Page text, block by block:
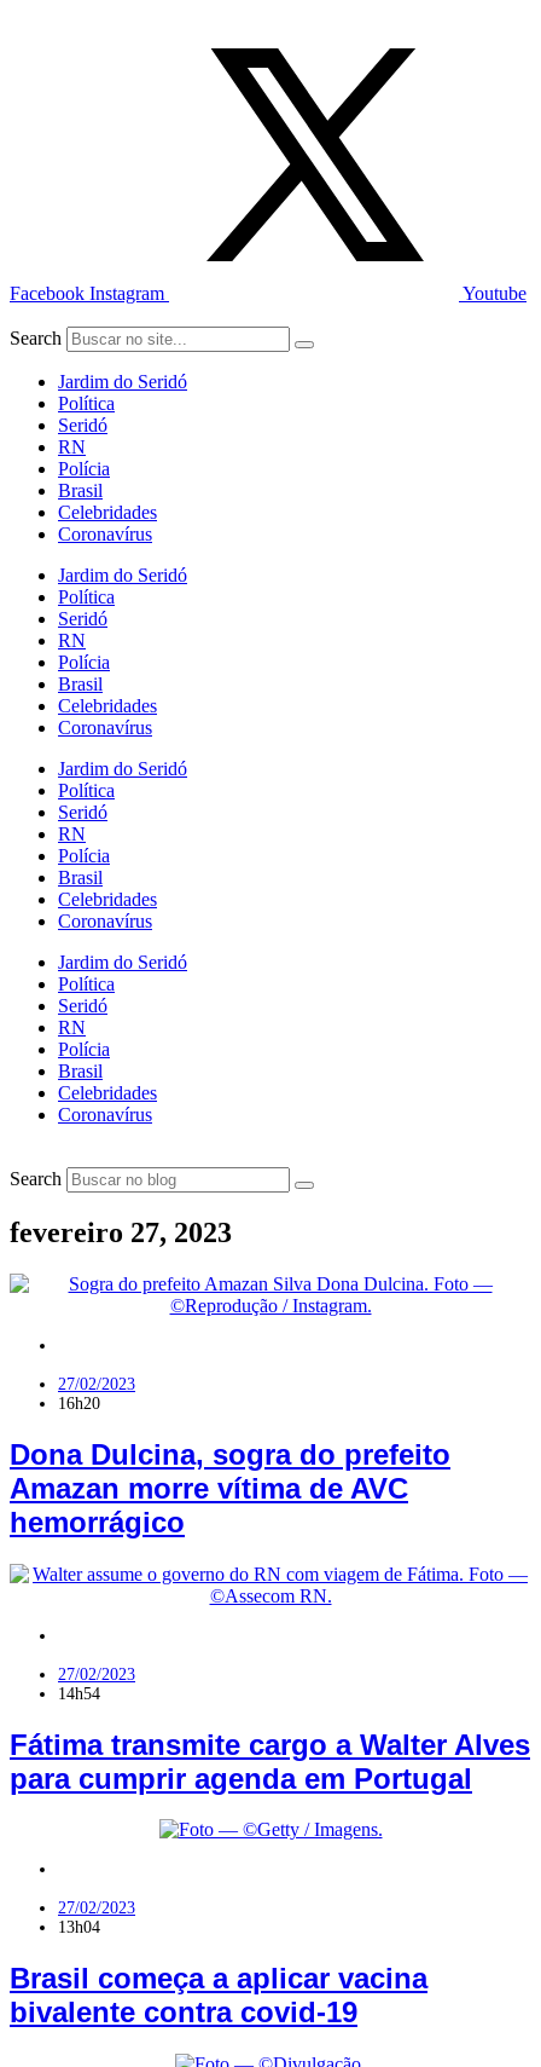
Facebook Instagram Youtube
Search
Jardim do Seridó
Política
Seridó
RN
Polícia
Brasil
Celebridades
Coronavírus
Jardim do Seridó
Política
Seridó
RN
Polícia
Brasil
Celebridades
Coronavírus
Jardim do Seridó
Política
Seridó
RN
Polícia
Brasil
Celebridades
Coronavírus
Jardim do Seridó
Política
Seridó
RN
Polícia
Brasil
Celebridades
Coronavírus
Search
fevereiro 27, 2023
27/02/2023
16h20
Dona Dulcina, sogra do prefeito
Amazan morre vítima de AVC
hemorrágico
27/02/2023
14h54
Fátima transmite cargo a Walter Alves
para cumprir agenda em Portugal
27/02/2023
13h04
Brasil começa a aplicar vacina
bivalente contra covid-19